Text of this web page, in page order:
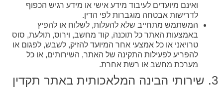
ואינם מיועדים לעיבוד מידע אישי או מידע רגיש הכפוף
לדרישות אבטחה מוגברות לפי הדין.
המשתמש מתחייב שלא להעלות, לשלוח או להפיץ
באמצעות האתר כל תוכנה, קוד מחשב, וירוס, תולעת, סוס
טרויאני או כל אמצעי אחר המיועד להזיק, לשבש, לפגום או
להפריע לפעילות התקינה של האתר, השירותים, או כל
מערכת מחשב או רשת אחרת.
3. שירותי הבינה המלאכותית באתר תקדין